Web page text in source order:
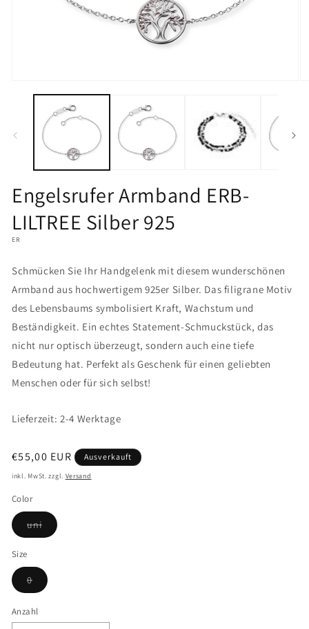
Engelsrufer Armband ERB-
LILTREE Silber 925
ER
Schmücken Sie Ihr Handgelenk mit diesem wunderschönen
Armband aus hochwertigem 925er Silber. Das filigrane Motiv
des Lebensbaums symbolisiert Kraft, Wachstum und
Beständigkeit. Ein echtes Statement-Schmuckstück, das
nicht nur optisch überzeugt, sondern auch eine tiefe
Bedeutung hat. Perfekt als Geschenk für einen geliebten
Menschen oder für sich selbst!
Lieferzeit: 2-4 Werktage
Normaler
Preis
€55,00 EUR Ausverkauft
inkl. MwSt. zzgl. Versand
Color
uniVariante
ausverkauft
Size
0Variante
ausverkauft
nicht
verfügbar
Anzahl